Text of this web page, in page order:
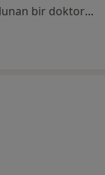
Bu kurumda online uygunluğu bulunan bir doktor veya uzman bulunamadı